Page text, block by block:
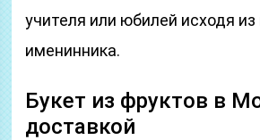
учителя или юбилей исходя
именинника.
Букет из фруктов в
доставкой